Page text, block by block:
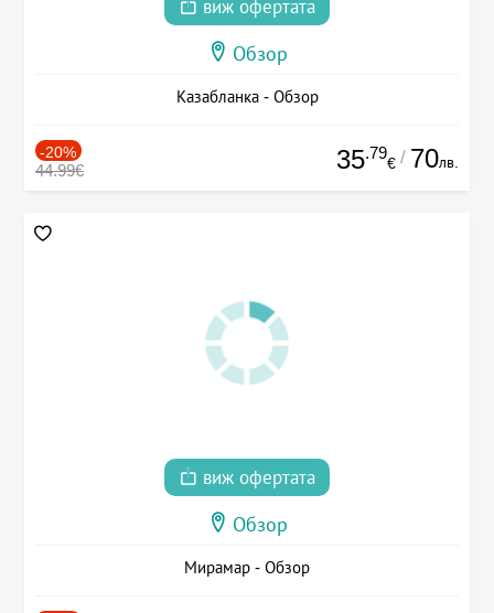
виж офертата
Обзор
Казабланка - Обзор
-20%
44.99€ 35.79
€ / 70лв.
виж офертата
Обзор
Мирамар - Обзор